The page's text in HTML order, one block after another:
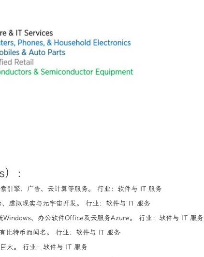
：
引擎、广告、云计算等服务。 行业：软件与 IT 服务
虚拟现实与元宇宙开发。 行业：软件与 IT 服务
Windows、办公软件Office及云服务Azure。 行业：软件与 IT 服务
比特币而闻名。 行业：软件与 IT 服务
大。 行业：软件与 IT 服务